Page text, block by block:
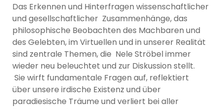
Das Erkennen und Hinterfragen wissenschaftlicher
und gesellschaftlicher Zusammenhänge, das
philosophische Beobachten des Machbaren und
des Gelebten, im Virtuellen und in unserer Realität
sind zentrale Themen, die Nele Ströbel immer
wieder neu beleuchtet und zur Diskussion stellt.
Sie wirft fundamentale Fragen auf, reflektiert
über unsere irdische Existenz und über
paradiesische Träume und verliert bei aller